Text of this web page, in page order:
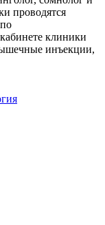
проводятся
клиники
инъекции,